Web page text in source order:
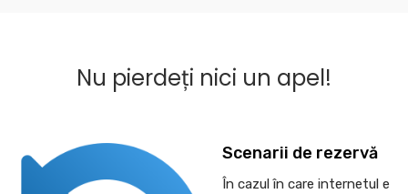
Nu pierdeți nici un apel!
Scenarii de rezervă
În cazul în care internetul e